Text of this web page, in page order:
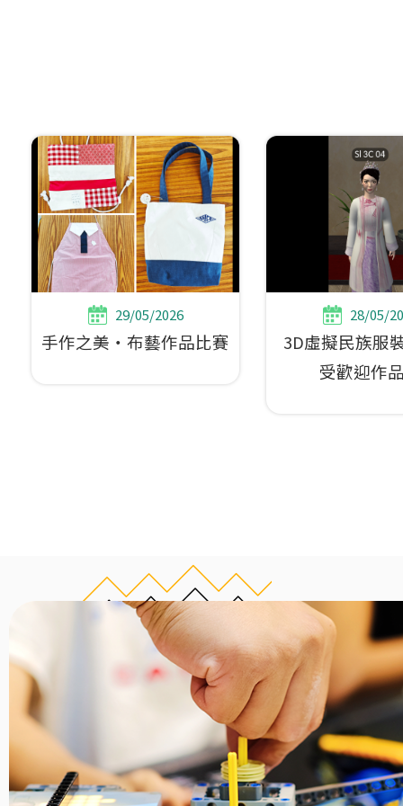
29/05/2026
手作之美‧布藝作品比賽
28/05/
3D虛擬民族服
受歡迎作